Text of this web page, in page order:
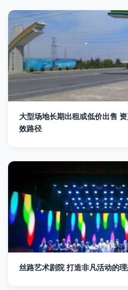
大型场地长期出租或低价出售
效路径
丝路艺术剧院 打造非凡活动的